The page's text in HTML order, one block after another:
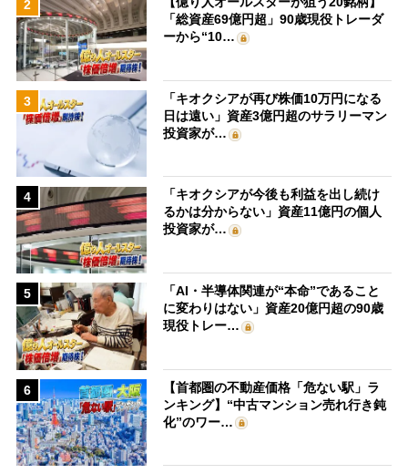
2
「総資産69億円超」90歳現役トレーダ
ーから“10…
3
「キオクシアが再び株価10万円になる
日は遠い」資産3億円超のサラリーマン
投資家が…
4
「キオクシアが今後も利益を出し続け
るかは分からない」資産11億円の個人
投資家が…
5
「AI・半導体関連が“本命”であること
に変わりはない」資産20億円超の90歳
現役トレー…
6
【首都圏の不動産価格「危ない駅」ラ
ンキング】“中古マンション売れ行き鈍
化”のワー…